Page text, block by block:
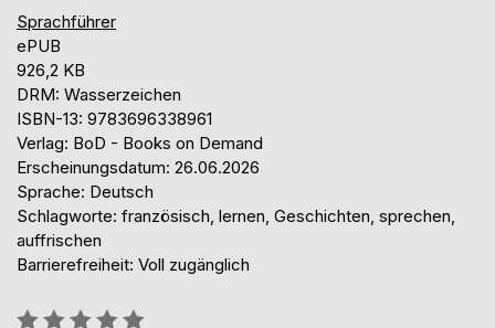
Sprachführer
ePUB
926,2 KB
DRM: Wasserzeichen
ISBN-13: 9783696338961
Verlag: BoD - Books on Demand
Erscheinungsdatum: 26.06.2026
Sprache: Deutsch
Schlagworte: französisch, lernen, Geschichten, sprechen,
auffrischen
Barrierefreiheit: Voll zugänglich
Bewertung::